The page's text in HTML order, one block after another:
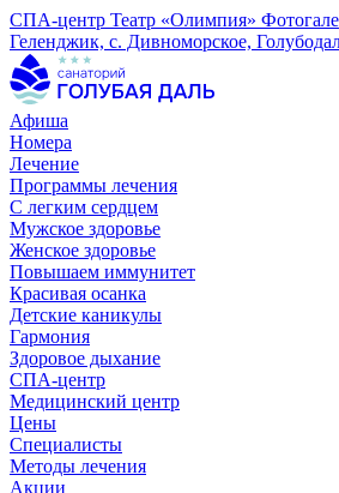
СПА-центр Театр «Олимпия»
Геленджик, с. Дивноморское,
Афиша
Номера
Лечение
Программы лечения
С легким сердцем
Мужское здоровье
Женское здоровье
Повышаем иммунитет
Красивая осанка
Детские каникулы
Гармония
Здоровое дыхание
СПА-центр
Медицинский центр
Цены
Специалисты
Методы лечения
Акции